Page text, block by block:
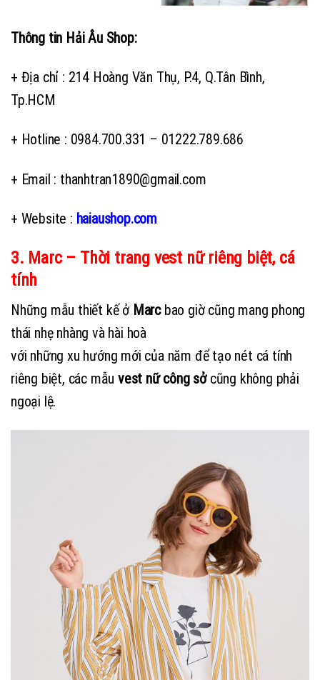
Thông tin Hải Âu Shop:
+ Địa chỉ : 214 Hoàng Văn Thụ, P.4, Q.Tân Bình,
Tp.HCM
+ Hotline : 0984.700.331 – 01222.789.686
+ Email : thanhtran1890@gmail.com
+ Website : haiaushop.com
3. Marc – Thời trang vest nữ riêng biệt, cá
tính
Những mẫu thiết kế ở Marcbao giờ cũng mang phong
thái nhẹ nhàng và hài hoà
với những xu hướng mới của năm để tạo nét cá tính
riêng biệt, các mẫu vest nữ công sở cũng không phải
ngoại lệ.